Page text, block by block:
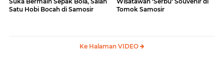
Satu Hobi Bocah di Samosir
Tomok Samosir
Ke Halaman VIDEO